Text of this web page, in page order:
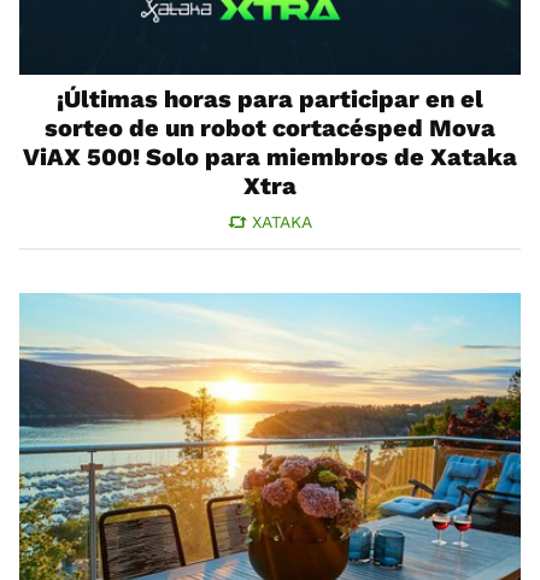
¡Últimas horas para participar en el
sorteo de un robot cortacésped Mova
ViAX 500! Solo para miembros de Xataka
Xtra
XATAKA